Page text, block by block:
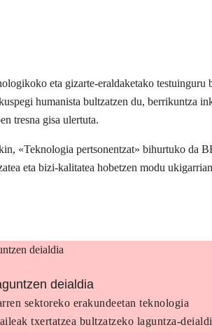
eta gizarte-eraldaketako
humanista bultzatzen du, berrikuntza
tresna gisa ulertuta.
«Teknologia pertsonentzat» bihurtuko da
eta bizi-kalitatea hobetzen modu
deialdia
sektoreko erakundeetan teknologia
txertatzea bultzatzeko laguntza-